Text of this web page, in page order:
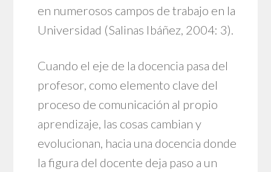
en numerosos campos de trabajo en la
Universidad (Salinas Ibáñez, 2004: 3).
Cuando el eje de la docencia pasa del
profesor, como elemento clave del
proceso de comunicación al propio
aprendizaje, las cosas cambian y
evolucionan, hacia una docencia donde
la figura del docente deja paso a un